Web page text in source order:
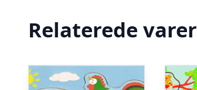
Relaterede varer